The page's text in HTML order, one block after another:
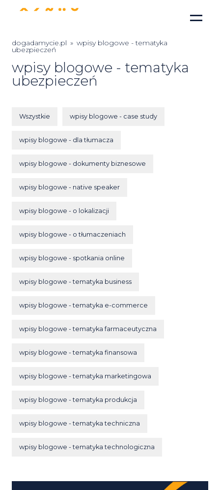
dogadamycie.pl » wpisy blogowe - tematyka
ubezpieczeń
wpisy blogowe - tematyka
ubezpieczeń
Wszystkie wpisy blogowe - case study
wpisy blogowe - dla tłumacza
wpisy blogowe - dokumenty biznesowe
wpisy blogowe - native speaker
wpisy blogowe - o lokalizacji
wpisy blogowe - o tłumaczeniach
wpisy blogowe - spotkania online
wpisy blogowe - tematyka business
wpisy blogowe - tematyka e-commerce
wpisy blogowe - tematyka farmaceutyczna
wpisy blogowe - tematyka finansowa
wpisy blogowe - tematyka marketingowa
wpisy blogowe - tematyka produkcja
wpisy blogowe - tematyka techniczna
wpisy blogowe - tematyka technologiczna